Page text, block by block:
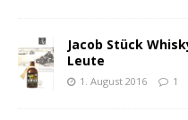
Jacob Stück
Leute
1. August 2016 1